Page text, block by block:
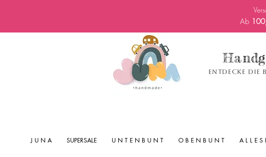
Ab
Entdecke die
J U N A SUPERSALE U N T E N B U N T O B E N B U N T A L L E S